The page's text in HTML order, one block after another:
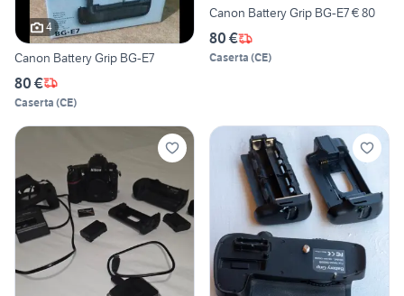
4
Canon Battery Grip BG-E7
80 €
Caserta (CE)
Canon Battery Grip BG-E7 € 80
80 €
Caserta (CE)